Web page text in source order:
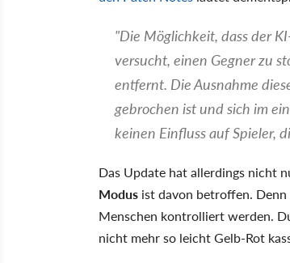
"Die Möglichkeit, dass der
versucht, einen Gegner zu
entfernt. Die Ausnahme
gebrochen ist und sich im
keinen Einfluss auf Spieler,
Das Update hat allerdings nicht
Modus ist davon betroffen.
Menschen kontrolliert werden.
nicht mehr so leicht Gelb-Rot